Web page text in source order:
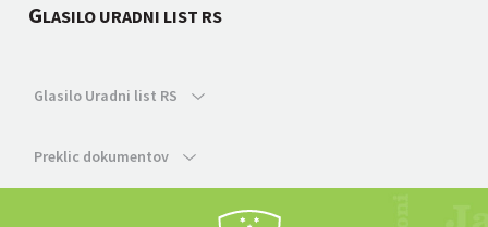
GLASILO URADNI LIST RS
Glasilo Uradni list RS
Preklic dokumentov